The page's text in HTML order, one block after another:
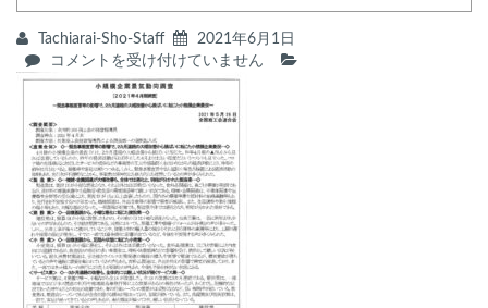
Tachiarai-Sho-Staff
2021年6月1日
全
国
景
気
は
コメントを受け付けていません